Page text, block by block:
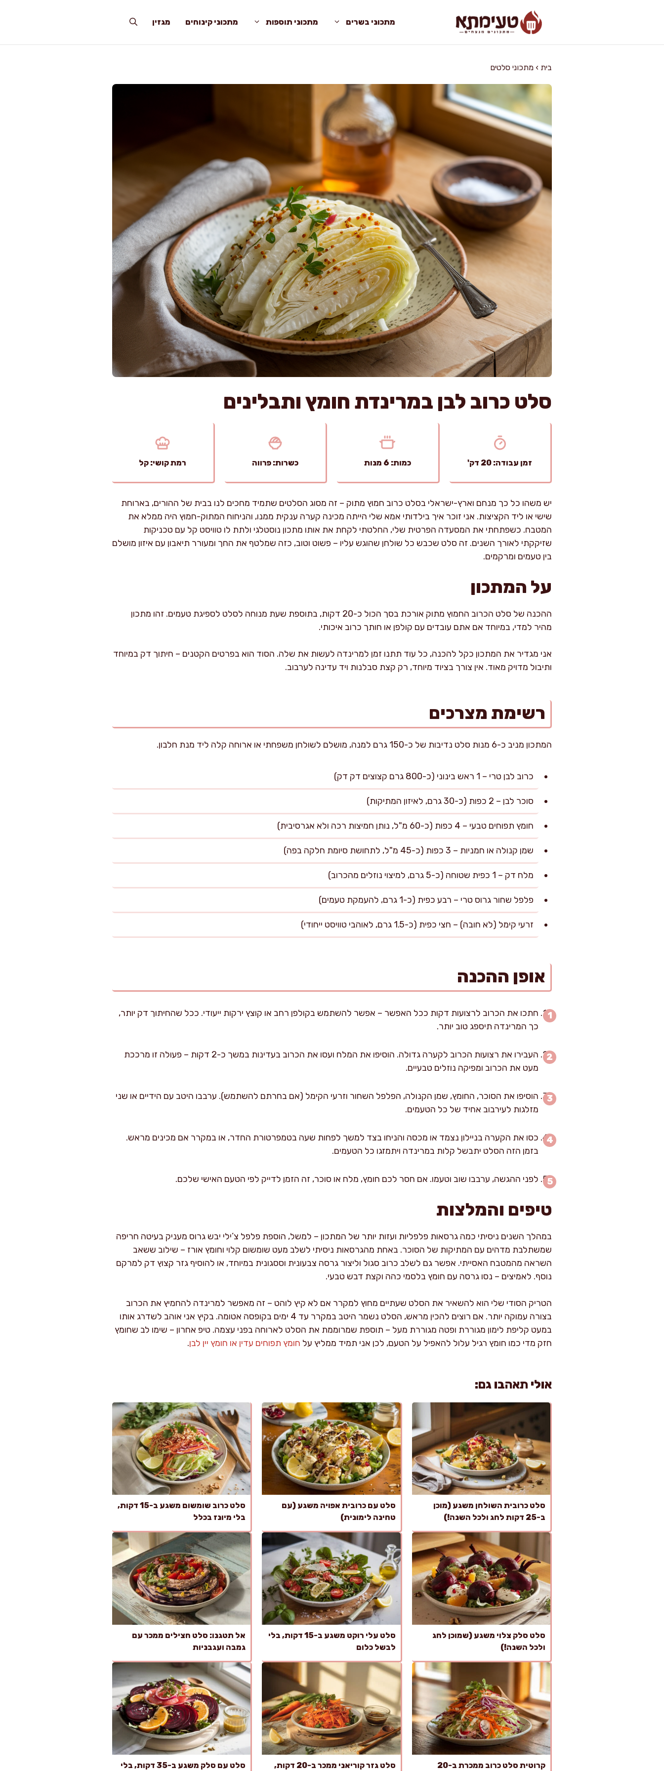
מתכוני בשרים מתכוני תוספות מתכוני קינוחים מגזין
בית › מתכוני סלטים
סלט כרוב לבן במרינדת חומץ ותבלינים
זמן עבודה: 20 דק' כמות: 6 מנות כשרות: פרווה רמת קושי: קל
יש משהו כל כך מנחם וארץ-ישראלי בסלט כרוב חמוץ מתוק – זה מסוג הסלטים שתמיד מחכים לנו בבית של ההורים, בארוחת
שישי או ליד הקציצות. אני זוכר איך בילדותי אמא שלי הייתה מכינה קערה ענקית ממנו, והניחוח המתוק-חמוץ היה ממלא את
המטבח. כשפתחתי את המסעדה הפרטית שלי, החלטתי לקחת את אותו מתכון נוסטלגי ולתת לו טוויסט קל עם טכניקות
שזיקקתי לאורך השנים. זה סלט שכבש כל שולחן שהוגש עליו – פשוט וטוב, כזה שמלטף את החך ומעורר תיאבון עם איזון מושלם
בין טעמים ומרקמים.
על המתכון
ההכנה של סלט הכרוב החמוץ מתוק אורכת בסך הכול כ-20 דקות, בתוספת שעת מנוחה לסלט לספיגת טעמים. זהו מתכון
מהיר למדי, במיוחד אם אתם עובדים עם קולפן או חותך כרוב איכותי.
אני מגדיר את המתכון כקל להכנה, כל עוד תתנו זמן למרינדה לעשות את שלה. הסוד הוא בפרטים הקטנים – חיתוך דק במיוחד
ותיבול מדויק מאוד. אין צורך בציוד מיוחד, רק קצת סבלנות ויד עדינה לערבוב.
רשימת מצרכים
המתכון מניב כ-6 מנות סלט נדיבות של כ-150 גרם למנה, מושלם לשולחן משפחתי או ארוחה קלה ליד מנת חלבון.
כרוב לבן טרי – 1 ראש בינוני (כ-800 גרם קצוצים דק דק)
סוכר לבן – 2 כפות (כ-30 גרם, לאיזון המתיקות)
חומץ תפוחים טבעי – 4 כפות (כ-60 מ"ל, נותן חמיצות רכה ולא אגרסיבית)
שמן קנולה או חמניות – 3 כפות (כ-45 מ"ל, לתחושת סיומת חלקה בפה)
מלח דק – 1 כפית שטוחה (כ-5 גרם, למיצוי נוזלים מהכרוב)
פלפל שחור גרוס טרי – רבע כפית (כ-1 גרם, להעמקת טעמים)
זרעי קימל (לא חובה) – חצי כפית (כ-1.5 גרם, לאוהבי טוויסט ייחודי)
אופן ההכנה
חתכו את הכרוב לרצועות דקות ככל האפשר – אפשר להשתמש בקולפן רחב או קוצץ ירקות ייעודי. ככל שהחיתוך דק יותר,
כך המרינדה תיספג טוב יותר.
העבירו את רצועות הכרוב לקערה גדולה. הוסיפו את המלח ועסו את הכרוב בעדינות במשך כ-2 דקות – פעולה זו מרככת
מעט את הכרוב ומפיקה נוזלים טבעיים.
הוסיפו את הסוכר, החומץ, שמן הקנולה, הפלפל השחור וזרעי הקימל (אם בחרתם להשתמש). ערבבו היטב עם הידיים או שני
מזלגות לעירבוב אחיד של כל הטעמים.
כסו את הקערה בניילון נצמד או מכסה והניחו בצד למשך לפחות שעה בטמפרטורת החדר, או במקרר אם מכינים מראש.
בזמן הזה הסלט יתבשל קלות במרינדה ויתמזגו כל הטעמים.
לפני ההגשה, ערבבו שוב וטעמו. אם חסר לכם חומץ, מלח או סוכר, זה הזמן לדייק לפי הטעם האישי שלכם.
טיפים והמלצות
במהלך השנים ניסיתי כמה גרסאות פלפליות ועזות יותר של המתכון – למשל, הוספת פלפל צ’ילי יבש גרוס מעניק בעיטה חריפה
שמשתלבת מדהים עם המתיקות של הסוכר. באחת מהגרסאות ניסיתי לשלב מעט שומשום קלוי וחומץ אורז – שילוב ששאב
השראה מהמטבח האסייתי. אפשר גם לשלב כרוב סגול וליצור גרסה צבעונית וססגונית במיוחד, או להוסיף גזר קצוץ דק למרקם
נוסף. לאמיצים – נסו גרסה עם חומץ בלסמי כהה וקצת דבש טבעי.
הטריק הסודי שלי הוא להשאיר את הסלט שעתיים מחוץ למקרר אם לא קיץ לוהט – זה מאפשר למרינדה להחמיץ את הכרוב
בצורה עמוקה יותר. אם רוצים להכין מראש, הסלט נשמר היטב במקרר עד 4 ימים בקופסה אטומה. בקיץ אני אוהב לשדרג אותו
במעט קליפת לימון מגוררת ופטה מגוררת מעל – תוספת שמרוממת את הסלט לארוחה בפני עצמה. טיפ אחרון – שימו לב שחומץ
חזק מדי כמו חומץ רגיל עלול להאפיל על הטעם, לכן אני תמיד ממליץ על חומץ תפוחים עדין או חומץ יין לבן.
אולי תאהבו גם:
סלט כרובית השולחן משגע (מוכן
ב-25 דקות לחג ולכל השנה!)
סלט עם כרובית אפויה משגע (עם
טחינה לימונית)
סלט כרוב שומשום משגע ב-15 דקות,
בלי מיונז בכלל
סלט סלק צלוי משגע (שמוכן לחג
ולכל השנה!)
סלט עלי רוקט משגע ב-15 דקות, בלי
לבשל כלום
אל תטגנו: סלט חצילים ממכר עם
גמבה ועגבניות
קרוטית סלט כרוב ממכרת ב-20 סלט גזר קוריאני ממכר ב-20 דקות, סלט עם סלק משגע ב-35 דקות, בלי